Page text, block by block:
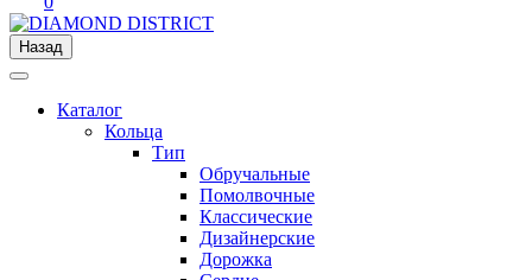
Назад
Каталог
Кольца
Тип
Обручальные
Помолвочные
Классические
Дизайнерские
Дорожка